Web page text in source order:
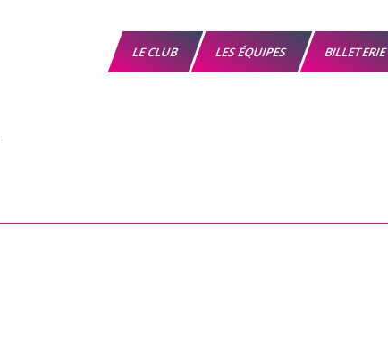
LE CLUB LES ÉQUIPES BILLETERIE